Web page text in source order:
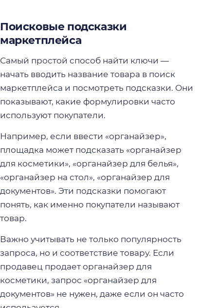
Поисковые подсказки
маркетплейса
Самый простой способ найти ключи —
начать вводить название товара в поиск
маркетплейса и посмотреть подсказки. Они
показывают, какие формулировки часто
используют покупатели.
Например, если ввести «органайзер»,
площадка может подсказать «органайзер
для косметики», «органайзер для белья»,
«органайзер на стол», «органайзер для
документов». Эти подсказки помогают
понять, как именно покупатели называют
товар.
Важно учитывать не только популярность
запроса, но и соответствие товару. Если
продавец продает органайзер для
косметики, запрос «органайзер для
документов» не нужен, даже если он часто